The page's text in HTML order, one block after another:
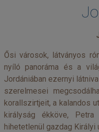
Ősi városok, látványos
nyíló panoráma és a
Jordániában ezernyi
szerelmesei
korallszirtjeit, a kalandos
királyság ékköve,
hihetetlenül gazdag Királyi